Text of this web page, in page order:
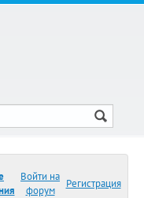
Войти на
форум
Регистрация